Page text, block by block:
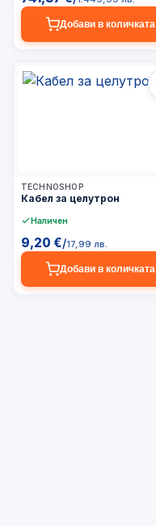
Добави в количката
3–5 дни
TECHNOSHOP
Кабел за целутрон
Наличен
9,20 €/17,99 лв.
Добави в количката